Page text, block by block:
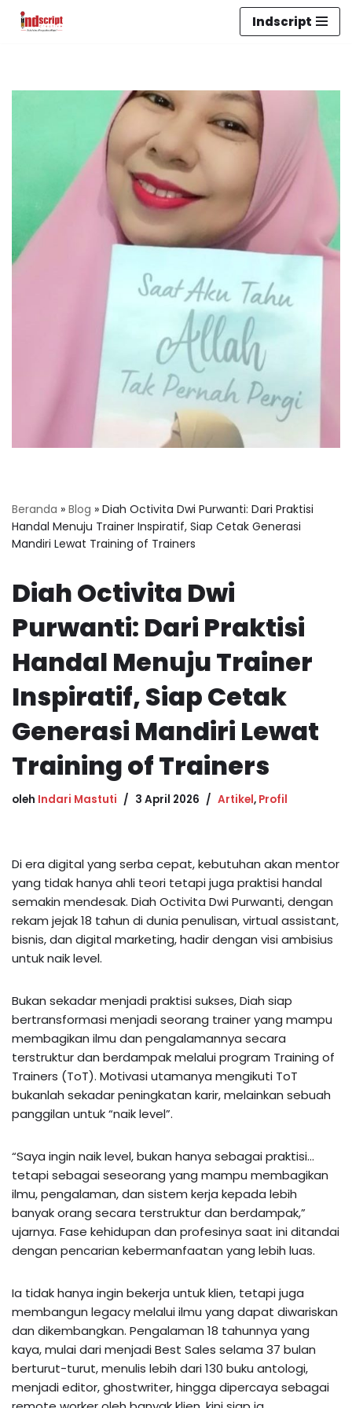
Indscript
Beranda » Blog » Diah Octivita Dwi Purwanti: Dari Praktisi
Handal Menuju Trainer Inspiratif, Siap Cetak Generasi
Mandiri Lewat Training of Trainers
Diah Octivita Dwi
Purwanti: Dari Praktisi
Handal Menuju Trainer
Inspiratif, Siap Cetak
Generasi Mandiri Lewat
Training of Trainers
oleh Indari Mastuti 3 April 2026 Artikel, Profil
Di era digital yang serba cepat, kebutuhan akan mentor
yang tidak hanya ahli teori tetapi juga praktisi handal
semakin mendesak. Diah Octivita Dwi Purwanti, dengan
rekam jejak 18 tahun di dunia penulisan, virtual assistant,
bisnis, dan digital marketing, hadir dengan visi ambisius
untuk naik level.
Bukan sekadar menjadi praktisi sukses, Diah siap
bertransformasi menjadi seorang trainer yang mampu
membagikan ilmu dan pengalamannya secara
terstruktur dan berdampak melalui program Training of
Trainers (ToT). Motivasi utamanya mengikuti ToT
bukanlah sekadar peningkatan karir, melainkan sebuah
panggilan untuk “naik level”.
“Saya ingin naik level, bukan hanya sebagai praktisi…
tetapi sebagai seseorang yang mampu membagikan
ilmu, pengalaman, dan sistem kerja kepada lebih
banyak orang secara terstruktur dan berdampak,”
ujarnya. Fase kehidupan dan profesinya saat ini ditandai
dengan pencarian kebermanfaatan yang lebih luas.
Ia tidak hanya ingin bekerja untuk klien, tetapi juga
membangun legacy melalui ilmu yang dapat diwariskan
dan dikembangkan. Pengalaman 18 tahunnya yang
kaya, mulai dari menjadi Best Sales selama 37 bulan
berturut-turut, menulis lebih dari 130 buku antologi,
menjadi editor, ghostwriter, hingga dipercaya sebagai